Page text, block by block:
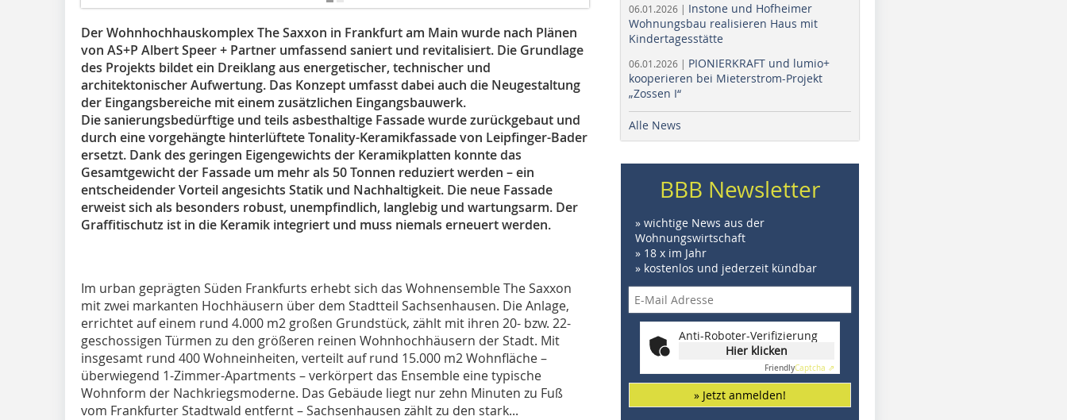
Der Wohnhochhauskomplex The Saxxon in Frankfurt am Main wurde nach Plänen
von AS+P Albert Speer + Partner umfassend saniert und revitalisiert. Die Grundlage
des Projekts bildet ein Dreiklang aus energetischer, technischer und
architektonischer Aufwertung. Das Konzept umfasst dabei auch die Neugestaltung
der Eingangsbereiche mit einem zusätzlichen Eingangsbauwerk.
Die sanierungsbedürftige und teils asbesthaltige Fassade wurde zurückgebaut und
durch eine vorgehängte hinterlüftete Tonality-Keramikfassade von Leipfinger-Bader
ersetzt. Dank des geringen Eigengewichts der Keramikplatten konnte das
Gesamtgewicht der Fassade um mehr als 50 Tonnen reduziert werden – ein
entscheidender Vorteil angesichts Statik und Nachhaltigkeit. Die neue Fassade
erweist sich als besonders robust, unempfindlich, langlebig und wartungsarm. Der
Graffitischutz ist in die Keramik integriert und muss niemals erneuert werden.
Im urban geprägten Süden Frankfurts erhebt sich das Wohnensemble The Saxxon
mit zwei markanten Hochhäusern über dem Stadtteil Sachsenhausen. Die Anlage,
errichtet auf einem rund 4.000 m2 großen Grundstück, zählt mit ihren 20- bzw. 22-
geschossigen Türmen zu den größeren reinen Wohnhochhäusern der Stadt. Mit
insgesamt rund 400 Wohneinheiten, verteilt auf rund 15.000 m2 Wohnfläche –
überwiegend 1-Zimmer-Apartments – verkörpert das Ensemble eine typische
Wohnform der Nachkriegsmoderne. Das Gebäude liegt nur zehn Minuten zu Fuß
vom Frankfurter Stadtwald entfernt – Sachsenhausen zählt zu den stark...
06.01.2026 | Instone und Hofheimer
Wohnungsbau realisieren Haus mit
Kindertagesstätte
06.01.2026 | PIONIERKRAFT und lumio+
kooperieren bei Mieterstrom-Projekt
„Zossen I“
Alle News
BBB Newsletter
» wichtige News aus der
Wohnungswirtschaft
» 18 x im Jahr
» kostenlos und jederzeit kündbar
Anti-Roboter-Verifizierung
Hier klicken
FriendlyCaptcha ⇗
» Jetzt anmelden!